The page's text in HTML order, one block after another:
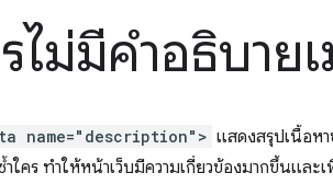
ไม่มีคำอธิบาย
name="description"> แสดงสรุปเนื้อห
คร ทำให้หน้าเว็บมีความเกี่ยวข้องมากขึ้นและเ